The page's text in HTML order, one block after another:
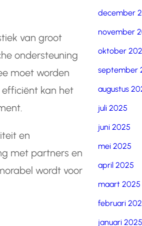
van groot
ondersteuning
moet worden
efficiënt kan het
en
met partners en
wordt voor
december
november
oktober
september
augustus
juli 2025
juni 2025
mei 2025
april 2025
maart 2025
februari
januari 2025